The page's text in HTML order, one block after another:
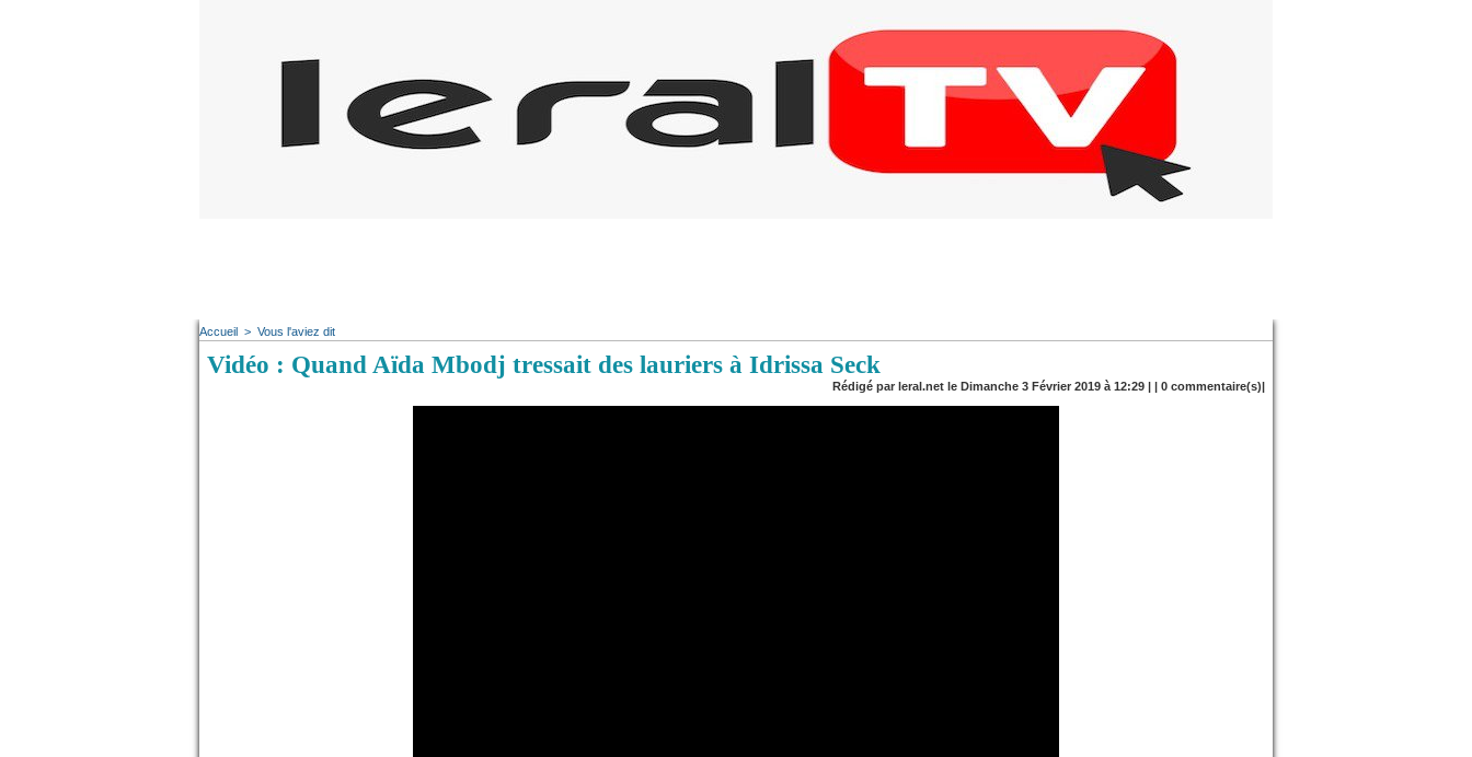
Accueil > Vous l'aviez dit
Vidéo : Quand Aïda Mbodj tressait des lauriers à Idrissa Seck
Rédigé par leral.net le Dimanche 3 Février 2019 à 12:29 | | 0 commentaire(s)|